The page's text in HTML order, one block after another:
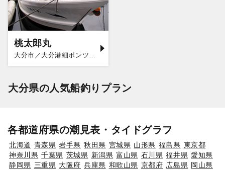
桃太郎丸
大分県の人気船釣りプラン
各都道府県の潮見表・タイドグラフ
北海道 青森県 岩手県 秋田県 宮城県 山形県 福島県 東京都
神奈川県 千葉県 茨城県 新潟県 富山県 石川県 福井県 愛知県
静岡県 三重県 大阪府 兵庫県 和歌山県 京都府 広島県 岡山県